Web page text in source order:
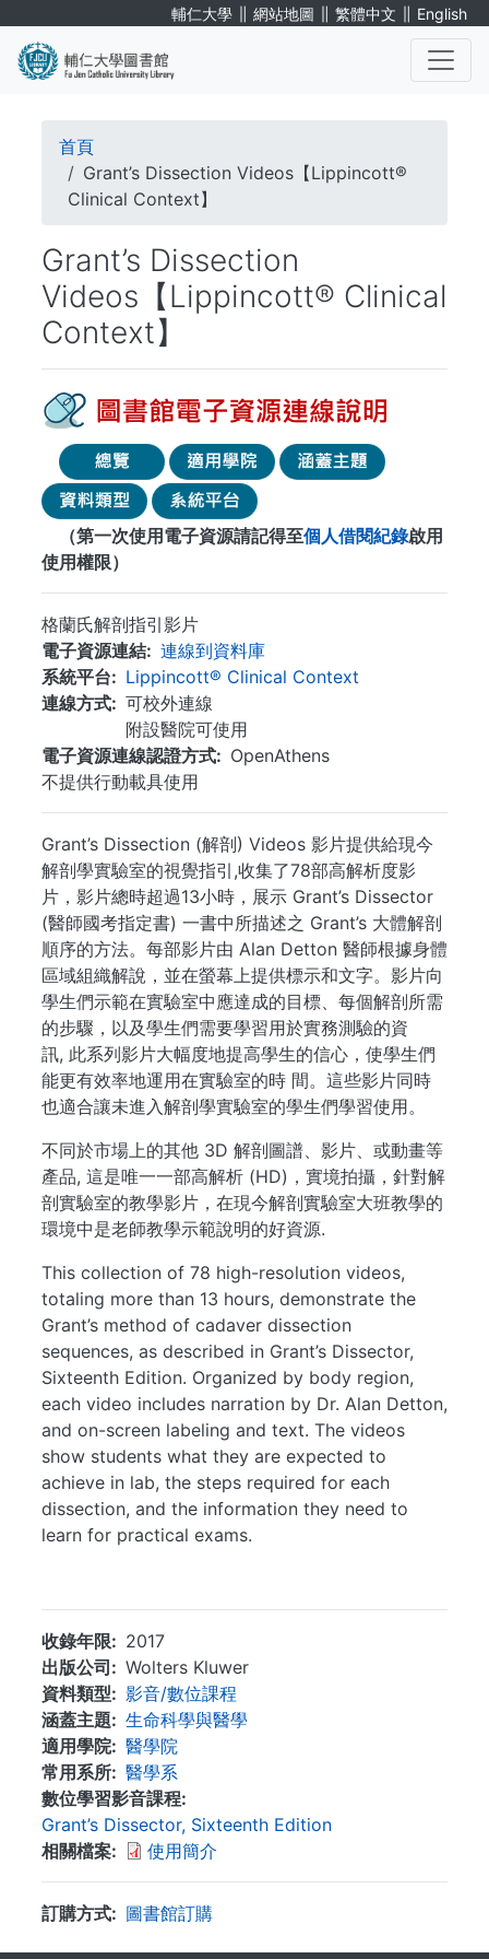
輔仁大學 ∥ 網站地圖 ∥ 繁體中文 ∥ English
導
航
結
首頁
Grant’s Dissection Videos【Lippincott®
Clinical Context】
Grant’s Dissection
Videos【Lippincott® Clinical
Context】
（第一次使用電子資源請記得至個人借閱紀錄啟用
使用權限）
格蘭氏解剖指引影片
電子資源連結
連線到資料庫
系統平台
Lippincott® Clinical Context
連線方式
可校外連線
附設醫院可使用
電子資源連線認證方式
OpenAthens
不提供行動載具使用
Grant’s Dissection (解剖) Videos 影片提供給現今
解剖學實驗室的視覺指引,收集了78部高解析度影
片，影片總時超過13小時，展示 Grant’s Dissector
(醫師國考指定書) 一書中所描述之 Grant’s 大體解剖
順序的方法。每部影片由 Alan Detton 醫師根據身體
區域組織解說，並在螢幕上提供標示和文字。影片向
學生們示範在實驗室中應達成的目標、每個解剖所需
的步驟，以及學生們需要學習用於實務測驗的資
訊, 此系列影片大幅度地提高學生的信心，使學生們
能更有效率地運用在實驗室的時 間。這些影片同時
也適合讓未進入解剖學實驗室的學生們學習使用。
不同於市場上的其他 3D 解剖圖譜、影片、或動畫等
產品, 這是唯一一部高解析 (HD)，實境拍攝，針對解
剖實驗室的教學影片，在現今解剖實驗室大班教學的
環境中是老師教學示範說明的好資源.
This collection of 78 high-resolution videos,
totaling more than 13 hours, demonstrate the
Grant’s method of cadaver dissection
sequences, as described in Grant’s Dissector,
Sixteenth Edition. Organized by body region,
each video includes narration by Dr. Alan Detton,
and on-screen labeling and text. The videos
show students what they are expected to
achieve in lab, the steps required for each
dissection, and the information they need to
learn for practical exams.
收錄年限
2017
出版公司
Wolters Kluwer
資料類型
影音/數位課程
涵蓋主題
生命科學與醫學
適用學院
醫學院
常用系所
醫學系
數位學習影音課程
Grant’s Dissector, Sixteenth Edition
相關檔案
使用簡介
訂購方式
圖書館訂購